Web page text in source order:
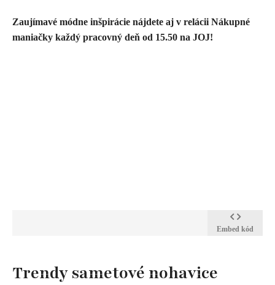
Zaujímavé módne inšpirácie nájdete aj v relácii Nákupné
maniačky každý pracovný deň od 15.50 na JOJ!
Embed kód
Trendy sametové nohavice